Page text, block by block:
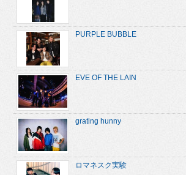
PURPLE BUBBLE
EVE OF THE LAIN
grating hunny
ロマネスク実験